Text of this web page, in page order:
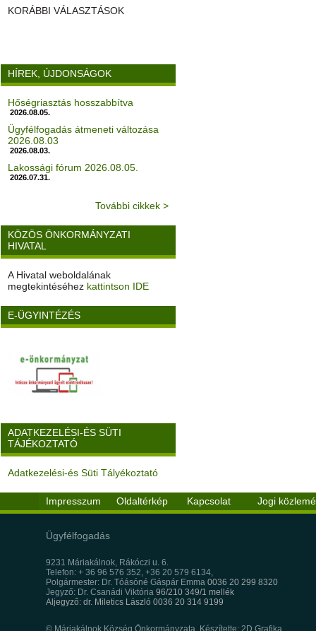
KORÁBBI VÁLASZTÁSOK
HÍREK, ÚJDONSÁGOK
Hőségriasztás hosszabbítva
2026.08.05.
Ügyfélfogadás átmeneti változása
2026.08.03
2026.08.03.
Lakossági fórum 2026.08.05.
2026.07.31.
További cikkek >
KÖZÖS ÖNKORMÁNYZATI
HIVATAL
A Hivatal weboldalának
megtekintéséhez kattintson IDE
E-ÜGYINTÉZÉS
ADATKEZELÉSI-ÉS SÜTI
TÁJÉKOZTATÓ
Adatkezelési-és Süti Tályékoztató
Impresszum Oldaltérkép Kapcsolat Jogi
Ügyfélfogadás
9231 Máriakálnok, Rákóczi u. 6.
Telefon: + 36 96 576 352, +36 20 579 6134,
Polgármester: Dr. Tóásóné Gáspár Emma 0036 20 299 8320
Jegyző: Dr. Csanádi Viktória 96/210 349/1 mellék
Aljegyző: dr. Miletics László 0036 20 314 9199
© Máriakálnok Község Önkormányzata, Készítette: 2D Grafika